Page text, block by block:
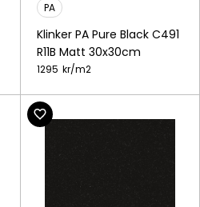
PA
Klinker PA Pure Black C491
R11B Matt 30x30cm
1295 kr/m2